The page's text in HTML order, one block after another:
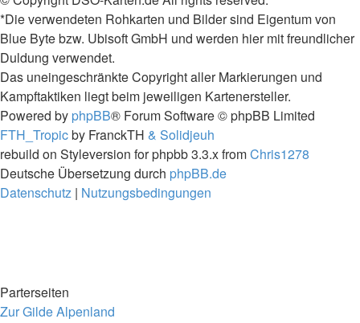
*Die verwendeten Rohkarten und Bilder sind Eigentum von
Blue Byte bzw. Ubisoft GmbH und werden hier mit freundlicher
Duldung verwendet.
Das uneingeschränkte Copyright aller Markierungen und
Kampftaktiken liegt beim jeweiligen Kartenersteller.
Powered by phpBB® Forum Software © phpBB Limited
FTH_Tropicby FranckTH & Solidjeuh
rebuild on Styleversion for phpbb 3.3.x fromChris1278
Deutsche Übersetzung durch phpBB.de
Datenschutz | Nutzungsbedingungen
Parterseiten
Zur Gilde Alpenland